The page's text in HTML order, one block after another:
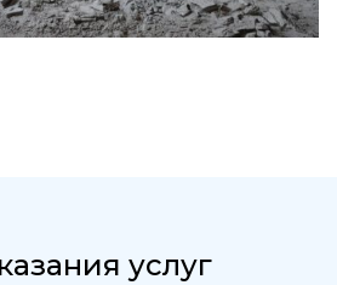
услуг